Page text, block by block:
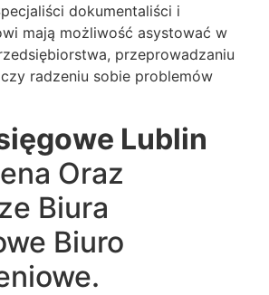
dokumentaliści i
mają możliwość asystować w
przeprowadzaniu
radzeniu sobie problemów
Lublin
Oraz
Biura
Biuro